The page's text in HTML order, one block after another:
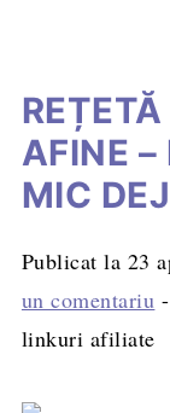
AFINE –
MIC
Publicat la 23
un comentariu
linkuri afiliate